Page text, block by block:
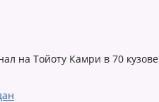
на Тойоту Камри в 70 кузове